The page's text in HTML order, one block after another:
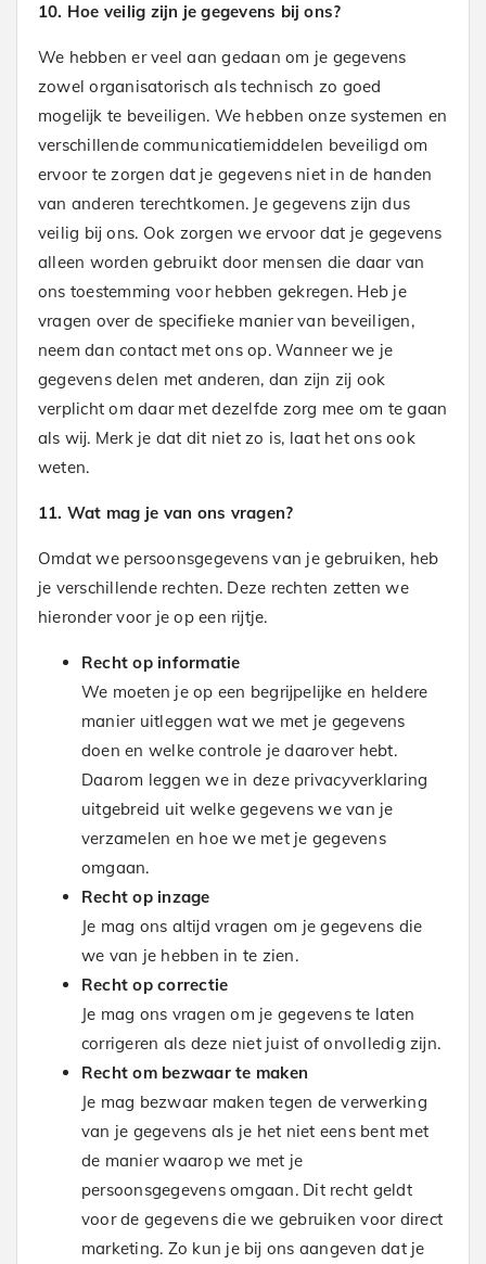
10. Hoe veilig zijn je gegevens bij ons?
We hebben er veel aan gedaan om je gegevens
zowel organisatorisch als technisch zo goed
mogelijk te beveiligen. We hebben onze systemen en
verschillende communicatiemiddelen beveiligd om
ervoor te zorgen dat je gegevens niet in de handen
van anderen terechtkomen. Je gegevens zijn dus
veilig bij ons. Ook zorgen we ervoor dat je gegevens
alleen worden gebruikt door mensen die daar van
ons toestemming voor hebben gekregen. Heb je
vragen over de specifieke manier van beveiligen,
neem dan contact met ons op. Wanneer we je
gegevens delen met anderen, dan zijn zij ook
verplicht om daar met dezelfde zorg mee om te gaan
als wij. Merk je dat dit niet zo is, laat het ons ook
weten.
11. Wat mag je van ons vragen?
Omdat we persoonsgegevens van je gebruiken, heb
je verschillende rechten. Deze rechten zetten we
hieronder voor je op een rijtje.
Recht op informatie
We moeten je op een begrijpelijke en heldere
manier uitleggen wat we met je gegevens
doen en welke controle je daarover hebt.
Daarom leggen we in deze privacyverklaring
uitgebreid uit welke gegevens we van je
verzamelen en hoe we met je gegevens
omgaan.
Recht op inzage
Je mag ons altijd vragen om je gegevens die
we van je hebben in te zien.
Recht op correctie
Je mag ons vragen om je gegevens te laten
corrigeren als deze niet juist of onvolledig zijn.
Recht om bezwaar te maken
Je mag bezwaar maken tegen de verwerking
van je gegevens als je het niet eens bent met
de manier waarop we met je
persoonsgegevens omgaan. Dit recht geldt
voor de gegevens die we gebruiken voor direct
marketing. Zo kun je bij ons aangeven dat je